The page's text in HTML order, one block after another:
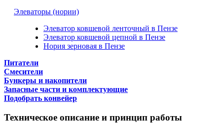
Элеваторы (нории)
Элеватор ковшевой ленточный в Пензе
Элеватор ковшевой цепной в Пензе
Нория зерновая в Пензе
Питатели
Смесители
Бункеры и накопители
Запасные части и комплектующие
Подобрать конвейер
Техническое описание и принцип работы